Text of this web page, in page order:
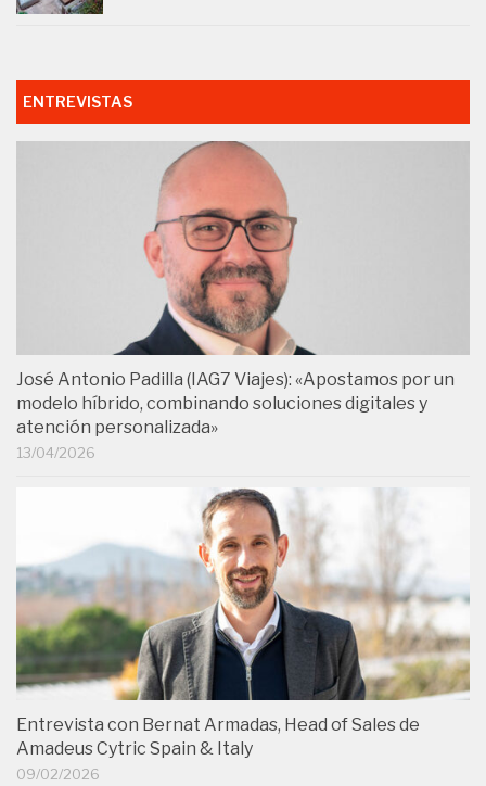
ENTREVISTAS
José Antonio Padilla (IAG7 Viajes): «Apostamos por un
modelo híbrido, combinando soluciones digitales y
atención personalizada»
13/04/2026
Entrevista con Bernat Armadas, Head of Sales de
Amadeus Cytric Spain & Italy
09/02/2026